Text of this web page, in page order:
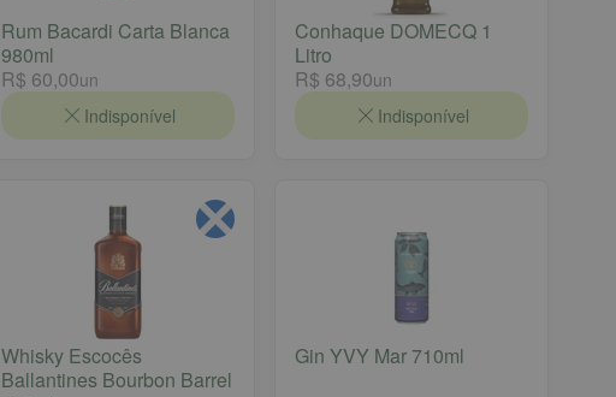
Rum Bacardi Carta Blanca
980ml
R$ 60,00un
Indisponível
Conhaque DOMECQ 1
Litro
R$ 68,90un
Indisponível
Whisky Escocês
Ballantines Bourbon Barrel
Gin YVY Mar 710ml